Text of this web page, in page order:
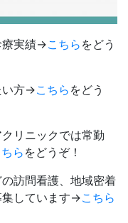
療実績→こちら をどう
い方→こちら をどう
リニックでは常勤
ら をどうぞ！
訪問看護、地域密着
集しています→こちら